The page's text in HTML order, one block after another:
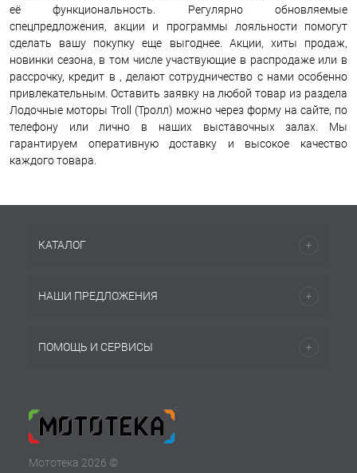
её функциональность. Регулярно обновляемые
спецпредложения, акции и программы лояльности помогут
сделать вашу покупку еще выгоднее. Акции, хиты продаж,
новинки сезона, в том числе участвующие в распродаже или в
рассрочку, кредит в , делают сотрудничество с нами особенно
привлекательным. Оставить заявку на любой товар из раздела
Лодочные моторы Troll (Тролл) можно через форму на сайте, по
телефону или лично в наших выставочных залах. Мы
гарантируем оперативную доставку и высокое качество
каждого товара.
КАТАЛОГ
НАШИ ПРЕДЛОЖЕНИЯ
ПОМОЩЬ И СЕРВИСЫ
Мототека 2026 ©